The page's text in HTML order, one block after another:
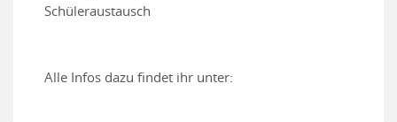
Schüleraustausch
Alle Infos dazu findet ihr unter: